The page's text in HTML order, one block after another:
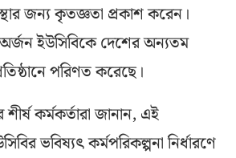
জন্য কৃতজ্ঞতা প্রকাশ করেন।
ইউসিবিকে দেশের অন্যতম
পরিণত করেছে।
কর্মকর্তারা জানান, এই
ভবিষ্যৎ কর্মপরিকল্পনা নির্ধারণে